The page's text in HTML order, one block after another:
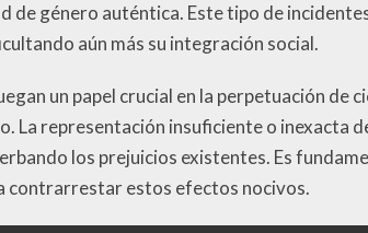
de género auténtica. Este tipo de
aún más su integración social.
un papel crucial en la perpetuación
La representación insuficiente o inexacta
los prejuicios existentes. Es
contrarrestar estos efectos nocivos.